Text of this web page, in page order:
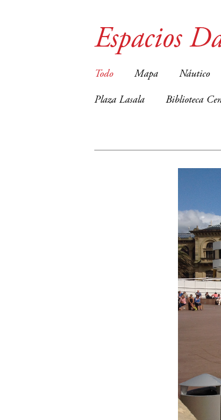
Espacios
Todo Mapa Náutico
Plaza Lasala Biblioteca